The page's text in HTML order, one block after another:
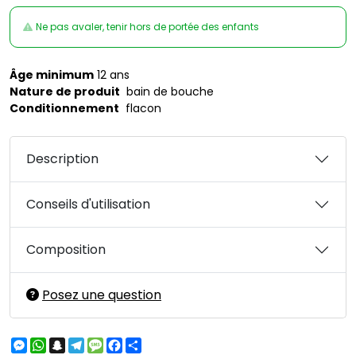
Ne pas avaler, tenir hors de portée des enfants
Âge minimum 12 ans
Nature de produit bain de bouche
Conditionnement flacon
Description
Conseils d'utilisation
Composition
Posez une question
Messenger
WhatsApp
Snapchat
Telegram
MessageFacebook